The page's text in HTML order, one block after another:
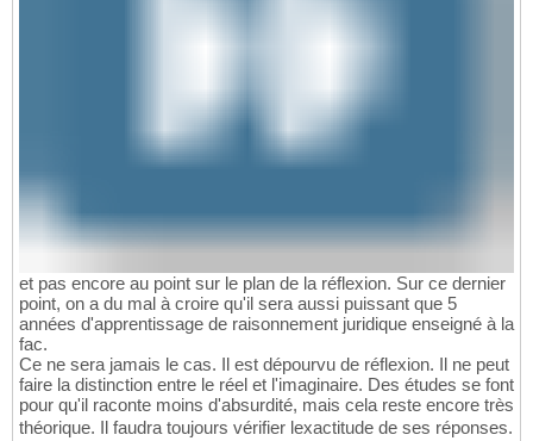
et pas encore au point sur le plan de la réflexion. Sur ce dernier
point, on a du mal à croire qu'il sera aussi puissant que 5
années d'apprentissage de raisonnement juridique enseigné à la
fac.
Ce ne sera jamais le cas. Il est dépourvu de réflexion. Il ne peut
faire la distinction entre le réel et l'imaginaire. Des études se font
pour qu'il raconte moins d'absurdité, mais cela reste encore très
théorique. Il faudra toujours vérifier lexactitude de ses réponses.